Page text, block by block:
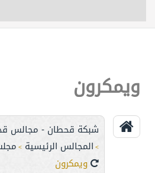
اتصل بنا
ويمكرون
شبكة قحطان - مجالس
> المجالس الرئيسية >
ويمكرون